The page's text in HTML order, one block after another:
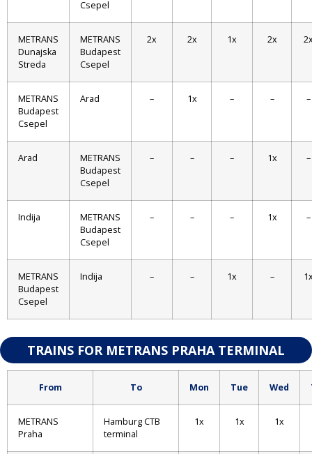
Csepel
METRANS
Dunajska
Streda
METRANS
Budapest
Csepel
2x 2x 1x 2x
METRANS
Budapest
Csepel
Arad – 1x – – –
Arad
METRANS
Budapest
Csepel
– – – 1x –
Indija
METRANS
Budapest
Csepel
– – – 1x –
METRANS
Budapest
Csepel
Indija – – 1x –
TRAINS FOR METRANS PRAHA TERMINAL
From To Mon Tue Wed
METRANS
Praha
Hamburg CTB
terminal
1x 1x 1x